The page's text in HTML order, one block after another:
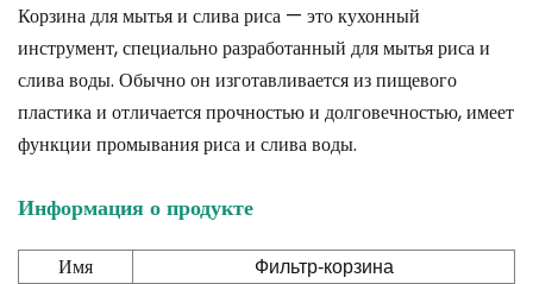
Корзина для мытья и слива риса — это кухонный
инструмент, специально разработанный для мытья риса и
слива воды. Обычно он изготавливается из пищевого
пластика и отличается прочностью и долговечностью, имеет
функции промывания риса и слива воды.
Информация о продукте
Имя Фильтр-корзина